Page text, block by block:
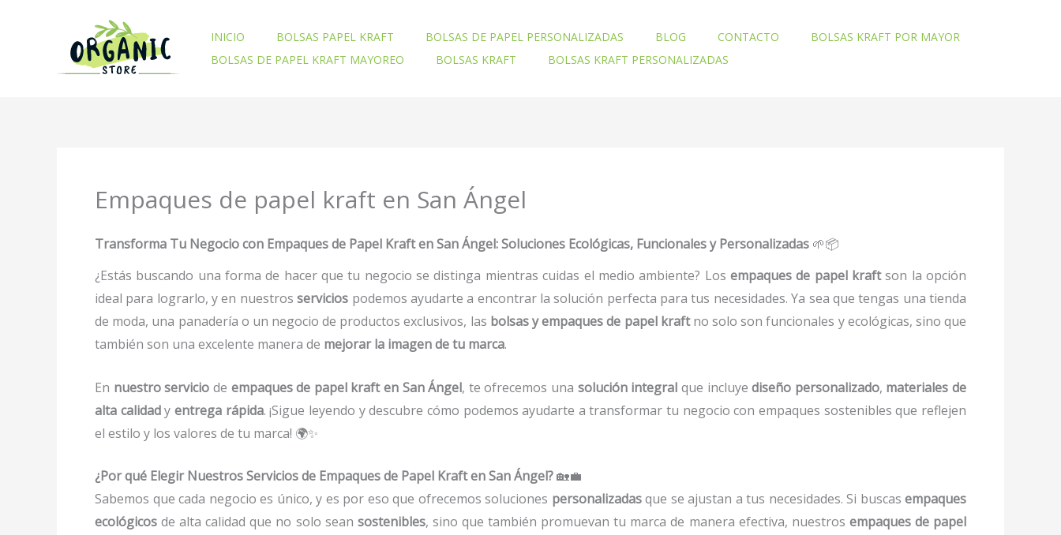
INICIO BOLSAS PAPEL KRAFT BOLSAS DE PAPEL PERSONALIZADAS BLOG CONTACTO
BOLSAS KRAFT POR MAYOR
BOLSAS DE PAPEL KRAFT MAYOREO
BOLSAS KRAFT BOLSAS KRAFT PERSONALIZADAS
Empaques de papel kraft en San Ángel
Transforma Tu Negocio con Empaques de Papel Kraft en San Ángel: Soluciones Ecológicas, Funcionales y Personalizadas 🌱📦
¿Estás buscando una forma de hacer que tu negocio se distinga mientras cuidas el medio ambiente? Los empaques de papel kraftson la opción
ideal para lograrlo, y en nuestrosservicios podemos ayudarte a encontrar la solución perfecta para tus necesidades. Ya sea que tengas una tienda
de moda, una panadería o un negocio de productos exclusivos, las bolsas y empaques de papel kraftno solo son funcionales y ecológicas, sino que
también son una excelente manera de mejorar la imagen de tu marca.
En nuestro servicio de empaques de papel kraft en San Ángel, te ofrecemos una solución integral que incluyediseño personalizado, materiales de
alta calidady entrega rápida. ¡Sigue leyendo y descubre cómo podemos ayudarte a transformar tu negocio con empaques sostenibles que reflejen
el estilo y los valores de tu marca! 🌍✨
¿Por qué Elegir Nuestros Servicios de Empaques de Papel Kraft en San Ángel?🏡💼
Sabemos que cada negocio es único, y es por eso que ofrecemos soluciones personalizadasque se ajustan a tus necesidades. Si buscas empaques
ecológicos de alta calidad que no solo sean sostenibles, sino que también promuevan tu marca de manera efectiva, nuestros empaques de papel